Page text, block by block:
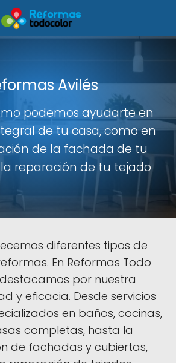
Avilés
podemos ayudarte en
de tu casa, como en
de la fachada de tu
reparación de tu tejado
diferentes tipos de
En Reformas Todo
por nuestra
y eficacia. Desde servicios
en baños, cocinas,
completas, hasta la
de fachadas y cubiertas,